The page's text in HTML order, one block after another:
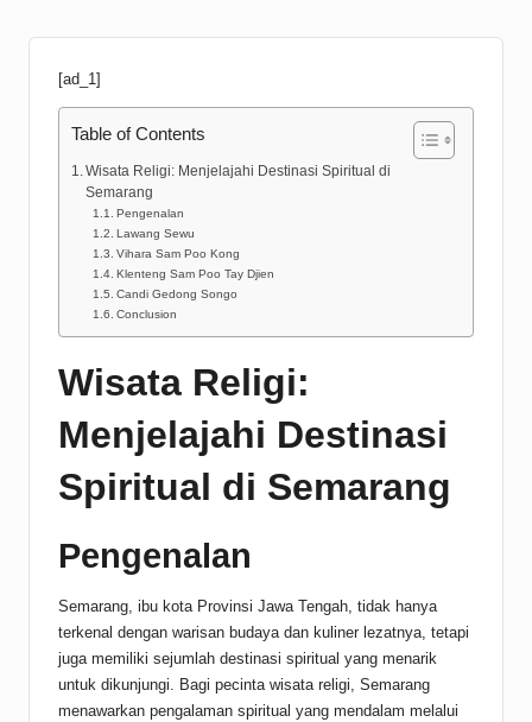
[ad_1]
Table of Contents
Wisata Religi: Menjelajahi Destinasi Spiritual di
Semarang
Pengenalan
Lawang Sewu
Vihara Sam Poo Kong
Klenteng Sam Poo Tay Djien
Candi Gedong Songo
Conclusion
Wisata Religi:
Menjelajahi Destinasi
Spiritual di Semarang
Pengenalan
Semarang, ibu kota Provinsi Jawa Tengah, tidak hanya
terkenal dengan warisan budaya dan kuliner lezatnya, tetapi
juga memiliki sejumlah destinasi spiritual yang menarik
untuk dikunjungi. Bagi pecinta wisata religi, Semarang
menawarkan pengalaman spiritual yang mendalam melalui